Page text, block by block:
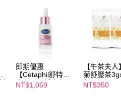
３．收到繳費通知簡訊後14天內，點
／ATM／網路銀行／等多元方式進行
※ 請注意：結帳手續完成當下不需立
絡購買商品的店家。未經商家同意取
先享後付繳納相關費用。
※ 交易是否成功請以「AFTEE先享後
是否繳費成功／繳費後需取消欲退款
付客戶支援中心」
https://
每筆NT$100，滿NT$600(含以上)
萊爾富取貨付款
每筆NT$100，滿NT$600(含以上)
付款後萊爾富取貨
每筆NT$100，滿NT$600(含以上)
即期優惠
【Cetaphil舒特
膚】BHR淨白無暇
精華液 30ml 效期
NT$1,059
【午茶夫
菊舒壓茶
包 x2
NT$350